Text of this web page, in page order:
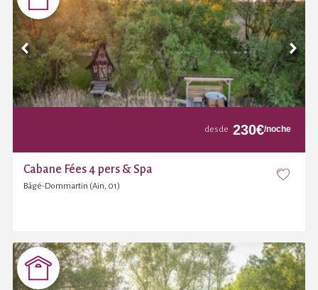
desde 230€/noche
Cabane Fées 4 pers & Spa
Bâgé-Dommartin (Ain, 01)